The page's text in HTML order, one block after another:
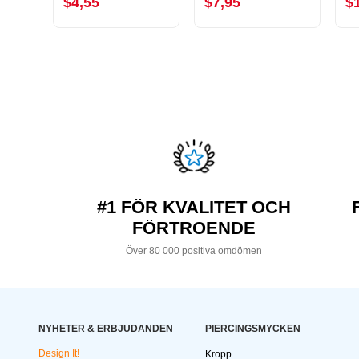
#1 FÖR KVALITET OCH
FÖRTROENDE
Över 80 000 positiva omdömen
NYHETER & ERBJUDANDEN
Design It!
PIERCINGSMYCKEN
Kropp